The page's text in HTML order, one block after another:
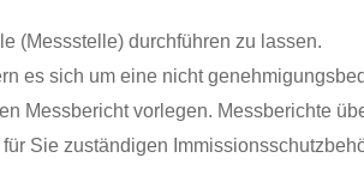
(Messstelle) durchführen zu lassen.
es sich um eine nicht
Messbericht vorlegen. Messberichte
Sie zuständigen